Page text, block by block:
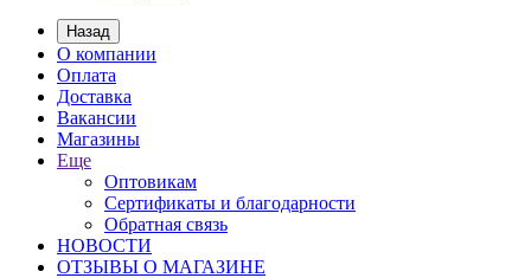
Назад
О компании
Оплата
Доставка
Вакансии
Магазины
Еще
Оптовикам
Сертификаты и благодарности
Обратная связь
НОВОСТИ
ОТЗЫВЫ О МАГАЗИНЕ